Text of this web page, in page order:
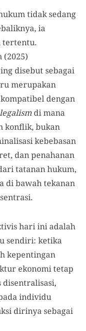
tidak sedang
ia
tertentu.
disebut sebagai
merupakan
dengan
di mana
konflik, bukan
kebebasan
dan penahanan
tatanan hukum,
di bawah tekanan
hari ini adalah
sendiri: ketika
kepentingan
ekonomi tetap
individu
dirinya sebagai